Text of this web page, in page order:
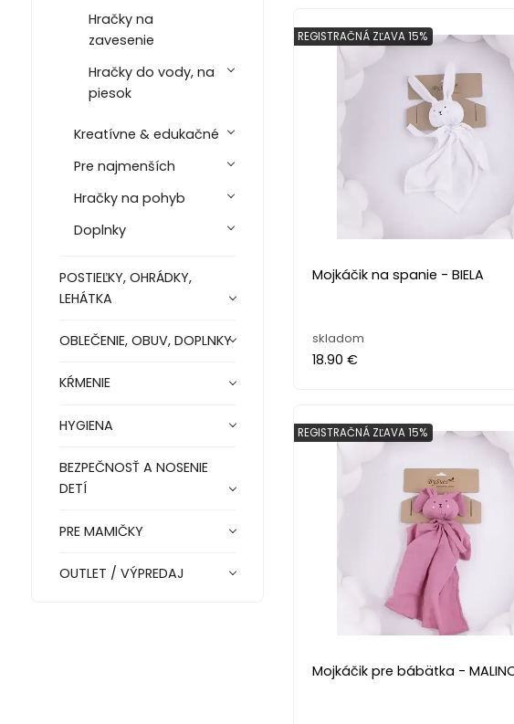
Hračky na
zavesenie
Hračky do vody, na
piesok
Kreatívne & edukačné
Pre najmenších
Hračky na pohyb
Doplnky
POSTIEĽKY, OHRÁDKY,
LEHÁTKA
OBLEČENIE, OBUV, DOPLNKY
KŔMENIE
HYGIENA
BEZPEČNOSŤ A NOSENIE
DETÍ
PRE MAMIČKY
OUTLET / VÝPREDAJ
Mojkáčik na spanie - BIELA
REGISTRAČNÁ ZĽAVA 15%
skladom
18.90 €
Mojkáčik pre bábätka -
REGISTRAČNÁ ZĽAVA 15%